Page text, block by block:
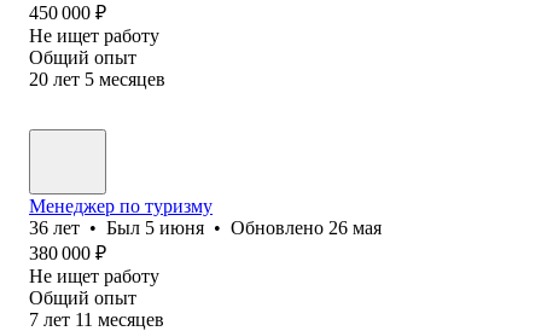
450 000 ₽
Не ищет работу
Общий опыт
20 лет 5 месяцев
Менеджер по туризму
36 лет • Был 5 июня • Обновлено 26 мая
380 000 ₽
Не ищет работу
Общий опыт
7 лет 11 месяцев